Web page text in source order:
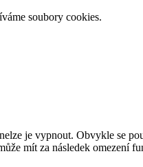
soubory cookies.
je vypnout. Obvykle se
mít za následek omezení